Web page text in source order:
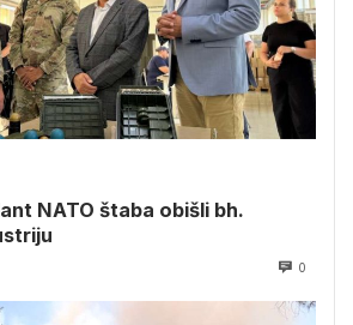
NATO štaba obišli bh.
0